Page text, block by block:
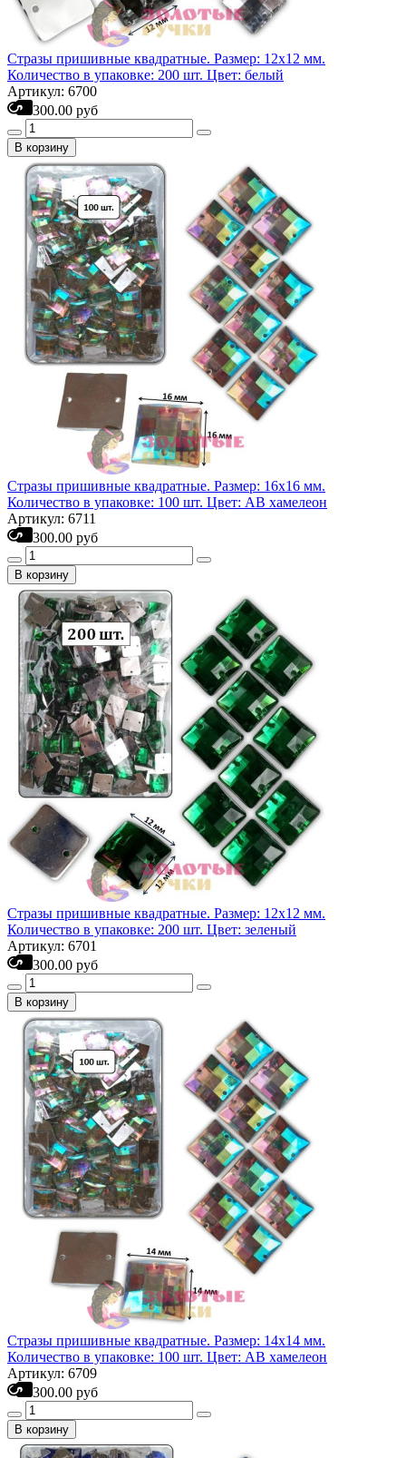
Стразы пришивные квадратные. Размер: 12х12 мм.
Количество в упаковке: 200 шт. Цвет: белый
Артикул: 6700
300.00 руб
В корзину
Стразы пришивные квадратные. Размер: 16х16 мм.
Количество в упаковке: 100 шт. Цвет: АВ хамелеон
Артикул: 6711
300.00 руб
В корзину
Стразы пришивные квадратные. Размер: 12х12 мм.
Количество в упаковке: 200 шт. Цвет: зеленый
Артикул: 6701
300.00 руб
В корзину
Стразы пришивные квадратные. Размер: 14х14 мм.
Количество в упаковке: 100 шт. Цвет: АВ хамелеон
Артикул: 6709
300.00 руб
В корзину